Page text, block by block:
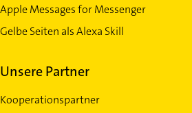
Apple Messages for Messenger
Gelbe Seiten als Alexa Skill
Unsere Partner
Kooperationspartner